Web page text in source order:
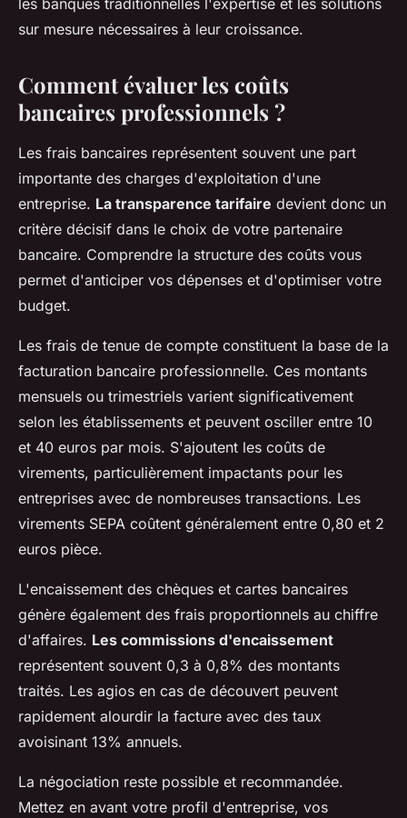
les banques traditionnelles l'expertise et les solutions
sur mesure nécessaires à leur croissance.
Comment évaluer les coûts
bancaires professionnels ?
Les frais bancaires représentent souvent une part
importante des charges d'exploitation d'une
entreprise. La transparence tarifaire devient donc un
critère décisif dans le choix de votre partenaire
bancaire. Comprendre la structure des coûts vous
permet d'anticiper vos dépenses et d'optimiser votre
budget.
Les frais de tenue de compte constituent la base de la
facturation bancaire professionnelle. Ces montants
mensuels ou trimestriels varient significativement
selon les établissements et peuvent osciller entre 10
et 40 euros par mois. S'ajoutent les coûts de
virements, particulièrement impactants pour les
entreprises avec de nombreuses transactions. Les
virements SEPA coûtent généralement entre 0,80 et 2
euros pièce.
L'encaissement des chèques et cartes bancaires
génère également des frais proportionnels au chiffre
d'affaires. Les commissions d'encaissement
représentent souvent 0,3 à 0,8% des montants
traités. Les agios en cas de découvert peuvent
rapidement alourdir la facture avec des taux
avoisinant 13% annuels.
La négociation reste possible et recommandée.
Mettez en avant votre profil d'entreprise, vos